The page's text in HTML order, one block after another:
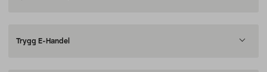
Trygg E-Handel